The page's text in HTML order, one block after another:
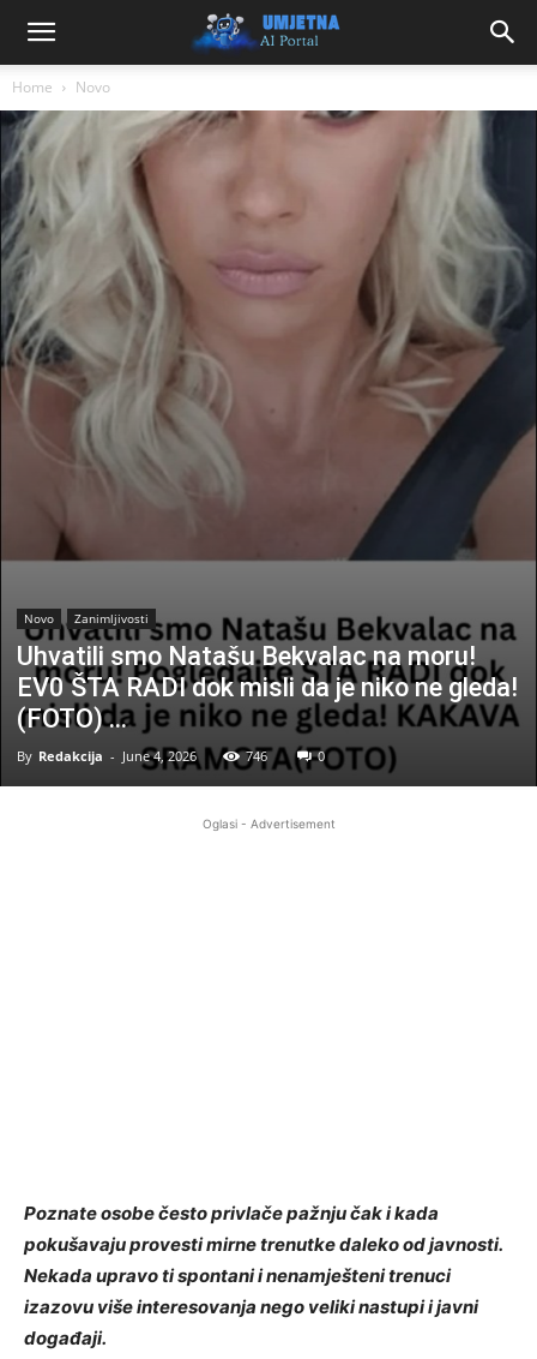
Home Novo
Novo Zanimljivosti
Uhvatili smo Natašu Bekvalac na moru!
EV0 ŠTA RADI dok misli da je niko ne gleda!
(FOTO) …
By Redakcija - June 4, 2026 746 0
Oglasi - Advertisement
Poznate osobe često privlače pažnju čak i kada
pokušavaju provesti mirne trenutke daleko od javnosti.
Nekada upravo ti spontani i nenamješteni trenuci
izazovu više interesovanja nego veliki nastupi i javni
događaji.